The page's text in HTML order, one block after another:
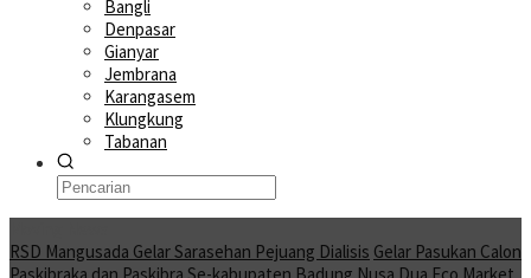
Bangli
Denpasar
Gianyar
Jembrana
Karangasem
Klungkung
Tabanan
RSD Mangusada Gelar Sarasehan Pejuang Dialisis Gelar Pasukan Calon